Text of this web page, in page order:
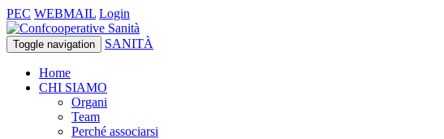
PEC WEBMAIL Login
Toggle navigation SANITÀ
Home
CHI SIAMO
Organi
Team
Perché associarsi